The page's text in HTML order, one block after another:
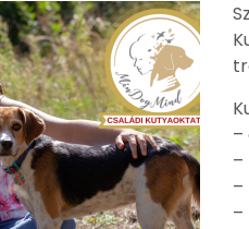
–
–
–